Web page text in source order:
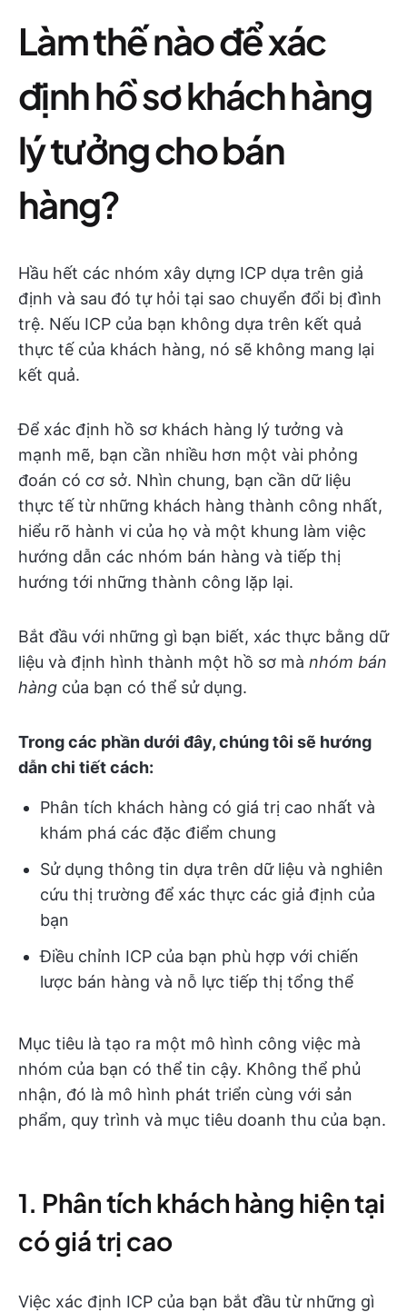
Làm thế nào để xác
định hồ sơ khách hàng
lý tưởng cho bán
hàng?
Hầu hết các nhóm xây dựng ICP dựa trên giả
định và sau đó tự hỏi tại sao chuyển đổi bị đình
trệ. Nếu ICP của bạn không dựa trên kết quả
thực tế của khách hàng, nó sẽ không mang lại
kết quả.
Để xác định hồ sơ khách hàng lý tưởng và
mạnh mẽ, bạn cần nhiều hơn một vài phỏng
đoán có cơ sở. Nhìn chung, bạn cần dữ liệu
thực tế từ những khách hàng thành công nhất,
hiểu rõ hành vi của họ và một khung làm việc
hướng dẫn các nhóm bán hàng và tiếp thị
hướng tới những thành công lặp lại.
Bắt đầu với những gì bạn biết, xác thực bằng dữ
liệu và định hình thành một hồ sơ mà nhóm bán
hàng của bạn có thể sử dụng.
Trong các phần dưới đây, chúng tôi sẽ hướng
dẫn chi tiết cách:
Phân tích khách hàng có giá trị cao nhất và
khám phá các đặc điểm chung
Sử dụng thông tin dựa trên dữ liệu và nghiên
cứu thị trường để xác thực các giả định của
bạn
Điều chỉnh ICP của bạn phù hợp với chiến
lược bán hàng và nỗ lực tiếp thị tổng thể
Mục tiêu là tạo ra một mô hình công việc mà
nhóm của bạn có thể tin cậy. Không thể phủ
nhận, đó là mô hình phát triển cùng với sản
phẩm, quy trình và mục tiêu doanh thu của bạn.
1. Phân tích khách hàng hiện tại
có giá trị cao
Việc xác định ICP của bạn bắt đầu từ những gì